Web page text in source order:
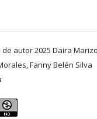
autor 2025 Daira
Fanny Belén Silva